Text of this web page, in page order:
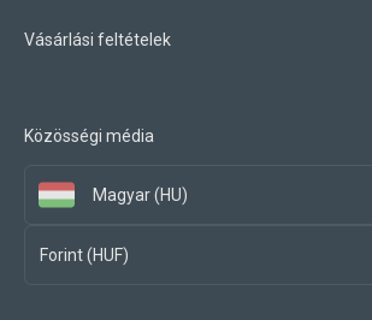
Vásárlási feltételek
Közösségi média
Magyar (HU)
Forint (HUF)